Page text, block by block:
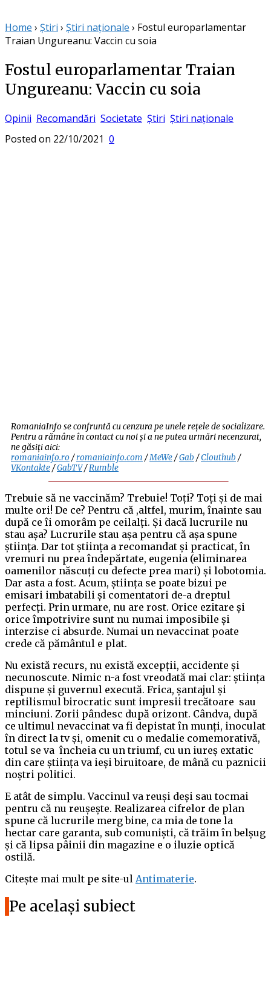
Home › Știri › Știri naționale › Fostul europarlamentar
Traian Ungureanu: Vaccin cu soia
Fostul europarlamentar Traian
Ungureanu: Vaccin cu soia
Opinii Recomandări Societate Știri Știri naționale
Posted on 22/10/2021 0
RomaniaInfo se confruntă cu cenzura pe unele rețele de socializare.
Pentru a rămâne în contact cu noi și a ne putea urmări necenzurat,
ne găsiți aici:
romaniainfo.ro/romaniainfo.com /MeWe/Gab /Clouthub /
VKontakte/GabTV/Rumble
Trebuie să ne vaccinăm? Trebuie! Toți? Toți și de mai
multe ori! De ce? Pentru că ,altfel, murim, înainte sau
după ce îi omorâm pe ceilalți. Și dacă lucrurile nu
stau așa? Lucrurile stau așa pentru că așa spune
știința. Dar tot știința a recomandat și practicat, în
vremuri nu prea îndepărtate, eugenia (eliminarea
oamenilor născuți cu defecte prea mari) și lobotomia.
Dar asta a fost. Acum, știința se poate bizui pe
emisari imbatabili și comentatori de-a dreptul
perfecți. Prin urmare, nu are rost. Orice ezitare și
orice împotrivire sunt nu numai imposibile și
interzise ci absurde. Numai un nevaccinat poate
crede că pământul e plat.
Nu există recurs, nu există excepții, accidente și
necunoscute. Nimic n-a fost vreodată mai clar: știința
dispune și guvernul execută. Frica, șantajul și
reptilismul birocratic sunt impresii trecătoare sau
minciuni. Zorii pândesc după orizont. Cândva, după
ce ultimul nevaccinat va fi depistat în munți, inoculat
în direct la tv și, omenit cu o medalie comemorativă,
totul se va încheia cu un triumf, cu un iureș extatic
din care știința va ieși biruitoare, de mână cu paznicii
noștri politici.
E atât de simplu. Vaccinul va reuși deși sau tocmai
pentru că nu reușește. Realizarea cifrelor de plan
spune că lucrurile merg bine, ca mia de tone la
hectar care garanta, sub comuniști, că trăim în belșug
și că lipsa pâinii din magazine e o iluzie optică
ostilă.
Citește mai mult pe site-ul Antimaterie.
Pe același subiect